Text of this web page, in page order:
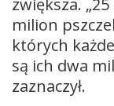
milion
których
są ich dwa
zaznaczył.